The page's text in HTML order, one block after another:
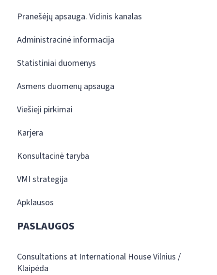
Pranešėjų apsauga. Vidinis kanalas
Administracinė informacija
Statistiniai duomenys
Asmens duomenų apsauga
Viešieji pirkimai
Karjera
Konsultacinė taryba
VMI strategija
Apklausos
PASLAUGOS
Consultations at International House Vilnius /
Klaipėda